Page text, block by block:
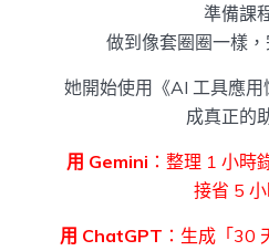
準備課
做到像套圈圈一樣，
她開始使用《AI 工具應
成真正的
用 Gemini ：整理 1 小時
接省 5 小
用 ChatGPT ：生成「30